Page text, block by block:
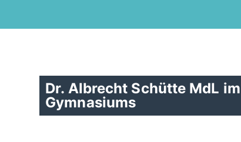
Dr. Albrecht Schütte MdL
Gymnasiums